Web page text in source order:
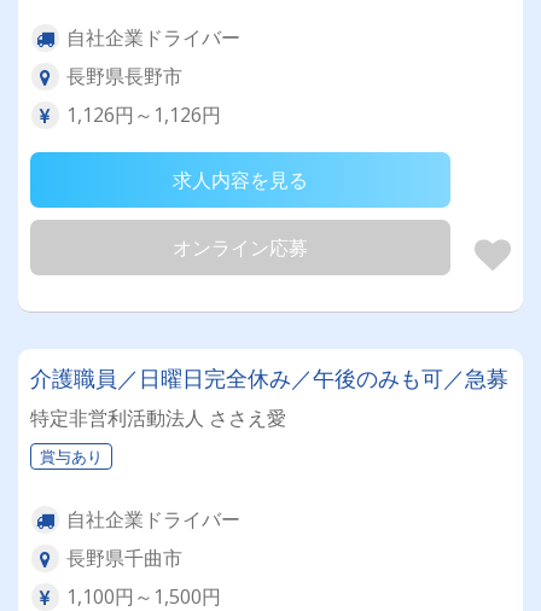
自社企業ドライバー
長野県長野市
1,126円～1,126円
求人内容を見る
オンライン応募
介護職員／日曜日完全休み／午後のみも可／急募
特定非営利活動法人 ささえ愛
賞与あり
自社企業ドライバー
長野県千曲市
1,100円～1,500円